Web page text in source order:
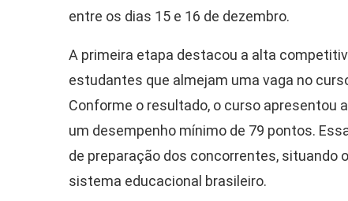
entre os dias 15 e 16 de dezembro.
A primeira etapa destacou a alta
estudantes que almejam uma vaga no
Conforme o resultado, o curso apresentou
um desempenho mínimo de 79 pontos.
de preparação dos concorrentes, situando
sistema educacional brasileiro.